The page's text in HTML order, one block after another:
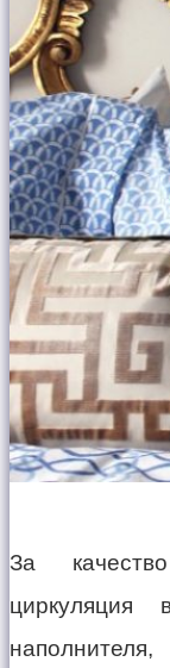
За
циркуляция